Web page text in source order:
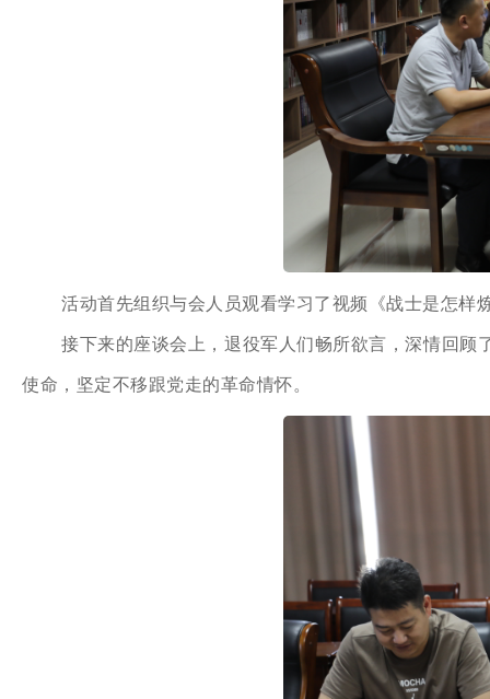
活动首先组织与会人员观看学习了视频《战士是怎样
接下来的座谈会上，退役军人们畅所欲言，深情回
使命，坚定不移跟党走的革命情怀。